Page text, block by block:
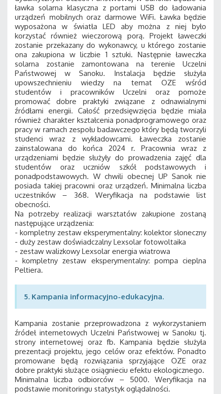
ławka solarna klasyczna z portami USB do ładowania
urządzeń mobilnych oraz darmowe WiFi. Ławka będzie
wyposażona w światła LED aby można z niej było
korzystać również wieczorową porą. Projekt ławeczki
zostanie przekazany do wykonawcy, u którego zostanie
ona zakupiona w liczbie 1 sztuki. Następnie ławeczka
solarna zostanie zamontowana na terenie Uczelni
Państwowej w Sanoku. Instalacja będzie służyła
upowszechnieniu wiedzy na temat OZE wśród
studentów i pracowników Uczelni oraz pomoże
promować dobre praktyki związane z odnawialnymi
źródłami energii. Całość przedsięwzięcia będzie miała
również charakter kształcenia ponadprogramowego oraz
pracy w ramach zespołu badawczego który będą tworzyli
studenci wraz z wykładowcami. Ławeczka zostanie
zainstalowana do końca 2024 r. Pracownia wraz z
urządzeniami będzie służyły do prowadzenia zajęć dla
studentów oraz uczniów szkół podstawowych i
ponadpodstawowych. W chwili obecnej UP Sanok nie
posiada takiej pracowni oraz urządzeń. Minimalna liczba
uczestników – 368. Weryfikacja na podstawie list
obecności.
Na potrzeby realizacji warsztatów zakupione zostaną
następujące urządzenia:
- kompletny zestaw eksperymentalny: kolektor słoneczny
- duży zestaw doświadczalny Lexsolar fotowoltaika
- zestaw walizkowy Lexsolar energia wiatrowa
- kompletny zestaw eksperymentalny: pompa cieplna
Peltiera.
5. Kampania informacyjno-edukacyjna.
Kampania zostanie przeprowadzona z wykorzystaniem
źródeł internetowych Uczelni Państwowej w Sanoku tj.
strony internetowej oraz fb. Kampania będzie służyła
prezentacji projektu, jego celów oraz efektów. Ponadto
promowane będą rozwiązania sprzyjające OZE oraz
dobre praktyki służące osiągnieciu efektu ekologicznego.
Minimalna liczba odbiorców – 5000. Weryfikacja na
podstawie monitoringu statystyk oglądalności.